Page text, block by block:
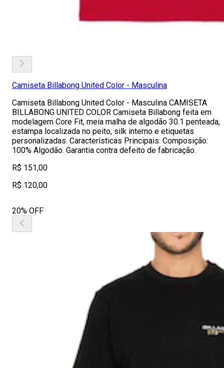
Camiseta Billabong United Color - Masculina
Camiseta Billabong United Color - Masculina CAMISETA
BILLABONG UNITED COLOR Camiseta Billabong feita em
modelagem Core Fit, meia malha de algodão 30.1 penteada,
estampa localizada no peito, silk interno e etiquetas
personalizadas. Características Principais: Composição:
100% Algodão. Garantia contra defeito de fabricação.
R$ 151,00
R$ 120,00
20% OFF